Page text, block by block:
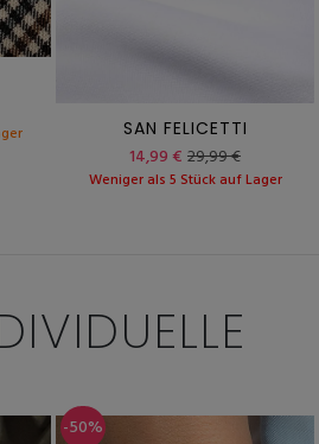
SAN FELICETTI
14,99 € 29,99 €
Weniger als 5 Stück auf Lager
-50%